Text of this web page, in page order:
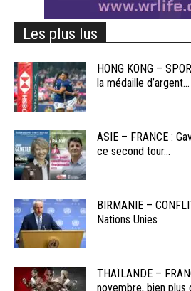
Les plus lus
HONG KONG –
la médaille d’argent...
ASIE – FRANCE :
ce second tour...
BIRMANIE –
Nations Unies
THAÏLANDE –
novembre, bien plus